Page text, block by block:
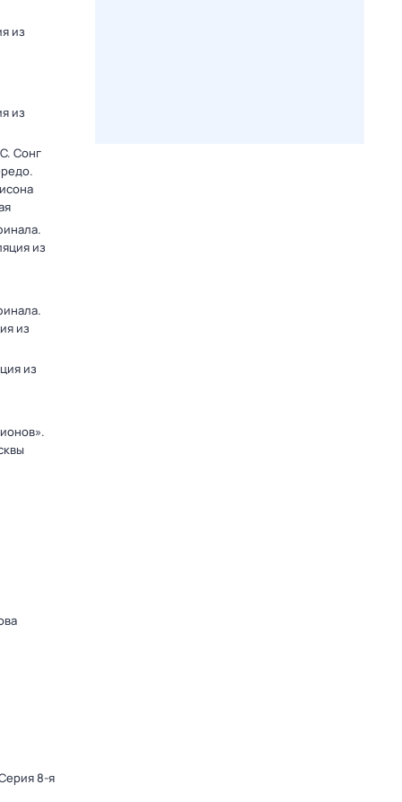
из
из
Сонг
из
из
из
8-я